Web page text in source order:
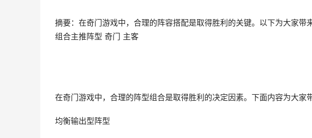
摘要：在奇门游戏中，合理的阵容搭配是取得胜利的关键。以下为大家带
组合主推阵型 奇门 主客
在奇门游戏中，合理的阵型组合是取得胜利的决定因素。下面内容为大家
均衡输出型阵型